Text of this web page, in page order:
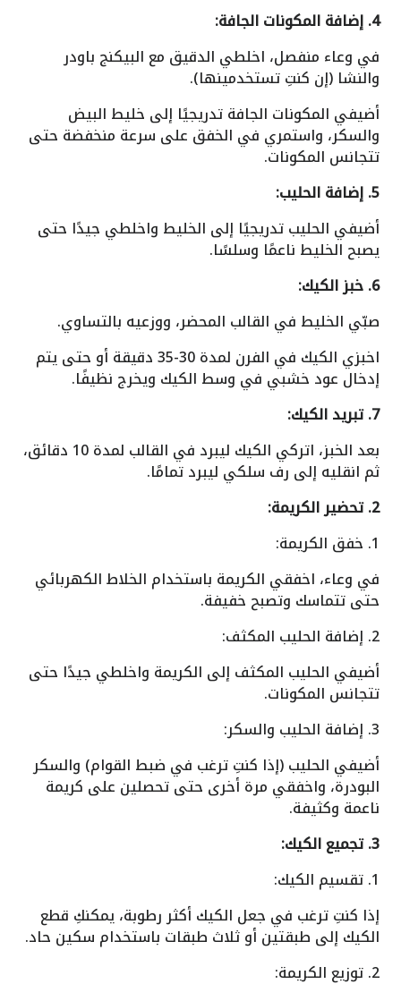
4. إضافة المكونات الجافة:
في وعاء منفصل، اخلطي الدقيق مع البيكنج باودر
والنشا (إن كنتِ تستخدمينها).
أضيفي المكونات الجافة تدريجيًا إلى خليط البيض
والسكر، واستمري في الخفق على سرعة منخفضة حتى
تتجانس المكونات.
5. إضافة الحليب:
أضيفي الحليب تدريجيًا إلى الخليط واخلطي جيدًا حتى
يصبح الخليط ناعمًا وسلسًا.
6. خبز الكيك:
صبّي الخليط في القالب المحضر، ووزعيه بالتساوي.
اخبزي الكيك في الفرن لمدة 30-35 دقيقة أو حتى يتم
إدخال عود خشبي في وسط الكيك ويخرج نظيفًا.
7. تبريد الكيك:
بعد الخبز، اتركي الكيك ليبرد في القالب لمدة 10 دقائق،
ثم انقليه إلى رف سلكي ليبرد تمامًا.
2. تحضير الكريمة:
1. خفق الكريمة:
في وعاء، اخفقي الكريمة باستخدام الخلاط الكهربائي
حتى تتماسك وتصبح خفيفة.
2. إضافة الحليب المكثف:
أضيفي الحليب المكثف إلى الكريمة واخلطي جيدًا حتى
تتجانس المكونات.
3. إضافة الحليب والسكر:
أضيفي الحليب (إذا كنتِ ترغب في ضبط القوام) والسكر
البودرة، واخفقي مرة أخرى حتى تحصلين على كريمة
ناعمة وكثيفة.
3. تجميع الكيك:
1. تقسيم الكيك:
إذا كنتِ ترغب في جعل الكيك أكثر رطوبة، يمكنكِ قطع
الكيك إلى طبقتين أو ثلاث طبقات باستخدام سكين حاد.
2. توزيع الكريمة: